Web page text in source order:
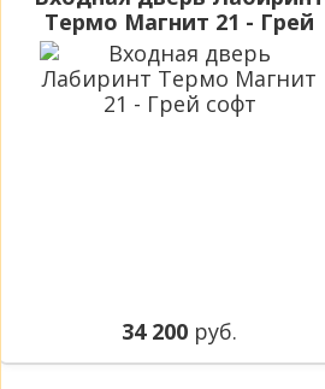
Термо Магнит 21 - Грей
софт
34 200 руб.